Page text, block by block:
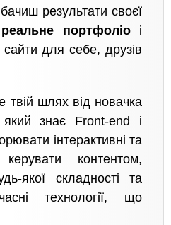
результати своєї
реальне портфоліоі
для себе, друзів
твій шлях від новачка
знає Front-end і
інтерактивні та
контентом,
якої складності та
технології, що